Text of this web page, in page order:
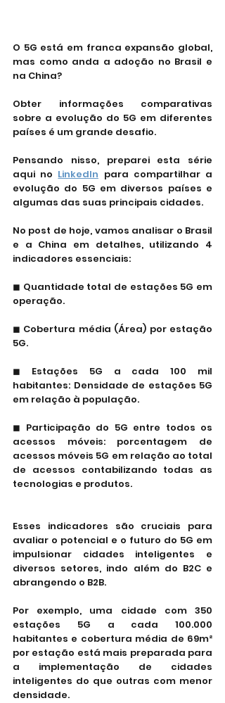
O 5G está em franca expansão global,
mas como anda a adoção no Brasil e
na China?
Obter informações comparativas
sobre a evolução do 5G em diferentes
países é um grande desafio.
Pensando nisso, preparei esta série
aqui no LinkedIn para compartilhar a
evolução do 5G em diversos países e
algumas das suas principais cidades.
No post de hoje, vamos analisar o Brasil
e a China em detalhes, utilizando 4
indicadores essenciais:
◼ Quantidade total de estações 5G em
operação.
◼ Cobertura média (Área) por estação
5G.
◼ Estações 5G a cada 100 mil
habitantes: Densidade de estações 5G
em relação à população.
◼ Participação do 5G entre todos os
acessos móveis: porcentagem de
acessos móveis 5G em relação ao total
de acessos contabilizando todas as
tecnologias e produtos.
Esses indicadores são cruciais para
avaliar o potencial e o futuro do 5G em
impulsionar cidades inteligentes e
diversos setores, indo além do B2C e
abrangendo o B2B.
Por exemplo, uma cidade com 350
estações 5G a cada 100.000
habitantes e cobertura média de 69m²
por estação está mais preparada para
a implementação de cidades
inteligentes do que outras com menor
densidade.